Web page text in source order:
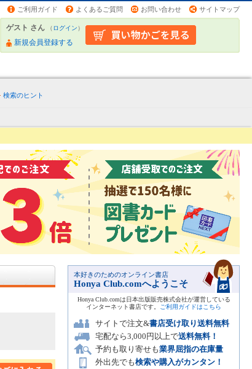
ご利用ガイド よくあるご質問 お問い合わせ サイトマップ
ゲスト さん （ログイン）
新規会員登録する
検索のヒント
本好きのためのオンライン書店
Honya Club.comへようこそ
Honya Club.comは日本出版販売株式会社が運営している
インターネット書店です。
ご利用ガイドはこちら
サイトで注文&書店受け取り送料無料
宅配なら3,000円以上で送料無料！
予約も取り寄せも業界屈指の在庫量
外出先でも検索や購入がカンタン！